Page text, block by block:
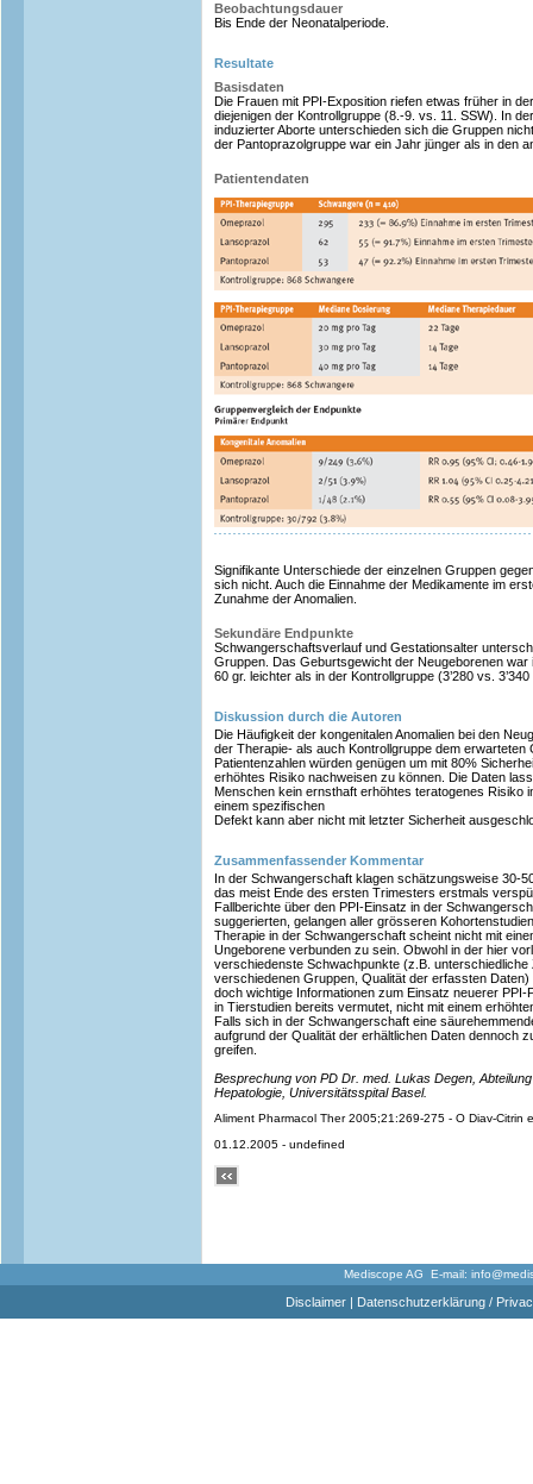
Beobachtungsdauer
Bis Ende der Neonatalperiode.
Resultate
Basisdaten
Die Frauen mit PPI-Exposition riefen etwas früher in
diejenigen der Kontrollgruppe (8.-9. vs. 11. SSW). In
induzierter Aborte unterschieden sich die Gruppen
der Pantoprazolgruppe war ein Jahr jünger als in den
Patientendaten
Signifikante Unterschiede der einzelnen Gruppen
sich nicht. Auch die Einnahme der Medikamente im
Zunahme der Anomalien.
Sekundäre Endpunkte
Schwangerschaftsverlauf und Gestationsalter
Gruppen. Das Geburtsgewicht der Neugeborenen
60 gr. leichter als in der Kontrollgruppe (3’280 vs. 3’340
Diskussion durch die Autoren
Die Häufigkeit der kongenitalen Anomalien bei den
der Therapie- als auch Kontrollgruppe dem
Patientenzahlen würden genügen um mit 80%
erhöhtes Risiko nachweisen zu können. Die Daten
Menschen kein ernsthaft erhöhtes teratogenes Risiko
einem spezifischen
Defekt kann aber nicht mit letzter Sicherheit
Zusammenfassender Kommentar
In der Schwangerschaft klagen schätzungsweise 30-
das meist Ende des ersten Trimesters erstmals
Fallberichte über den PPI-Einsatz in der
suggerierten, gelangen aller grösseren
Therapie in der Schwangerschaft scheint nicht mit
Ungeborene verbunden zu sein. Obwohl in der hier
verschiedenste Schwachpunkte (z.B. unterschiedliche
verschiedenen Gruppen, Qualität der erfassten
doch wichtige Informationen zum Einsatz neuerer PPI-
in Tierstudien bereits vermutet, nicht mit einem
Falls sich in der Schwangerschaft eine
aufgrund der Qualität der erhältlichen Daten dennoch
greifen.
Besprechung von PD Dr. med. Lukas Degen,
Hepatologie, Universitätsspital Basel.
Aliment Pharmacol Ther 2005;21:269-275 - O Diav-Citrin
01.12.2005 - undefined
Mediscope AG E-mail:
Disclaimer| Datenschutzerklärung /